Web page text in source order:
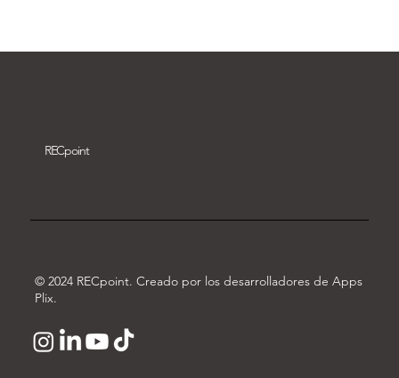
RECpoint
© 2024 RECpoint. Creado por los desarrolladores de Apps
Plix.